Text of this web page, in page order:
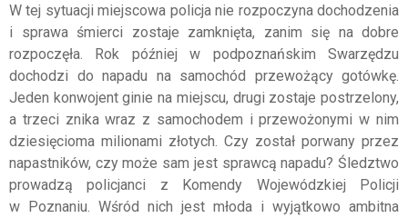
W tej sytuacji miejscowa policja nie rozpoczyna dochodzenia
i sprawa śmierci zostaje zamknięta, zanim się na dobre
rozpoczęła. Rok później w podpoznańskim Swarzędzu
dochodzi do napadu na samochód przewożący gotówkę.
Jeden konwojent ginie na miejscu, drugi zostaje postrzelony,
a trzeci znika wraz z samochodem i przewożonymi w nim
dziesięcioma milionami złotych. Czy został porwany przez
napastników, czy może sam jest sprawcą napadu? Śledztwo
prowadzą policjanci z Komendy Wojewódzkiej Policji
w Poznaniu. Wśród nich jest młoda i wyjątkowo ambitna